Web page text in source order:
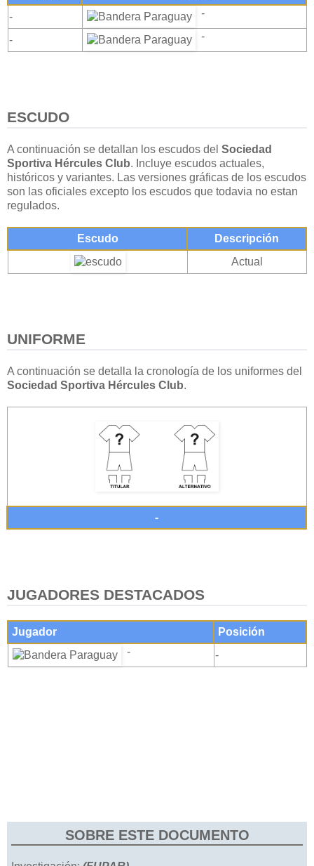
-
-
- -
ESCUDO
A continuación se detallan los escudos del Sociedad
Sportiva Hércules Club. Incluye escudos actuales,
históricos y variantes. Las versiones gráficas de los escudos
son las oficiales excepto los escudos que todavia no estan
regulados.
Escudo
Descripción
Actual
UNIFORME
A continuación se detalla la cronología de los uniformes del
Sociedad Sportiva Hércules Club.
-
JUGADORES DESTACADOS
Jugador
Posición
-
-
SOBRE ESTE DOCUMENTO